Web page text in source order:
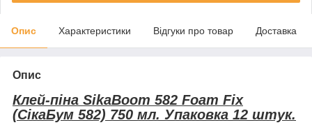
Опис Характеристики Відгуки про товар Доставка
Опис
Клей-піна SikaBoom 582 Foam Fix
(СікаБум 582) 750 мл. Упаковка 12 штук.